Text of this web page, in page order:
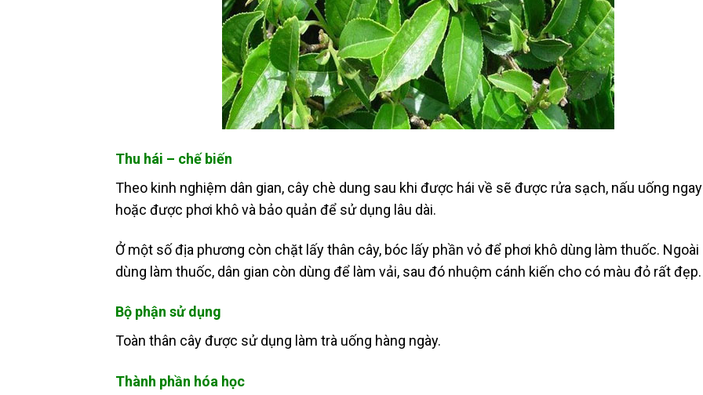
Thu hái – chế biến
Theo kinh nghiệm dân gian, cây chè dung sau khi được hái về sẽ được rửa sạch, nấu uống ngay
hoặc được phơi khô và bảo quản để sử dụng lâu dài.
Ở một số địa phương còn chặt lấy thân cây, bóc lấy phần vỏ để phơi khô dùng làm thuốc. Ngoài
dùng làm thuốc, dân gian còn dùng để làm vải, sau đó nhuộm cánh kiến cho có màu đỏ rất đẹp.
Bộ phận sử dụng
Toàn thân cây được sử dụng làm trà uống hàng ngày.
Thành phần hóa học